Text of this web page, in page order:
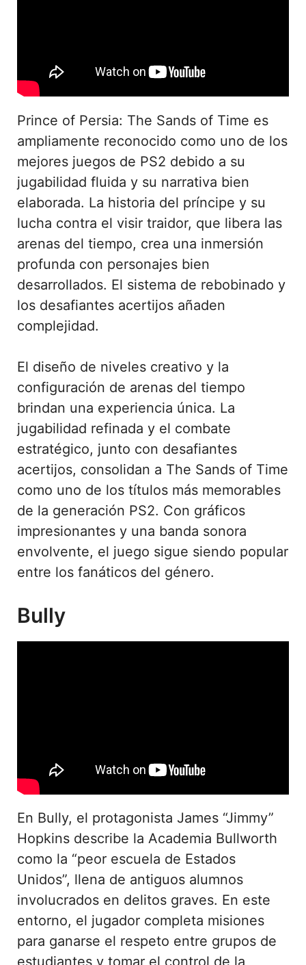
Prince of Persia: The Sands of Time es
ampliamente reconocido como uno de los
mejores juegos de PS2 debido a su
jugabilidad fluida y su narrativa bien
elaborada. La historia del príncipe y su
lucha contra el visir traidor, que libera las
arenas del tiempo, crea una inmersión
profunda con personajes bien
desarrollados. El sistema de rebobinado y
los desafiantes acertijos añaden
complejidad.
El diseño de niveles creativo y la
configuración de arenas del tiempo
brindan una experiencia única. La
jugabilidad refinada y el combate
estratégico, junto con desafiantes
acertijos, consolidan a The Sands of Time
como uno de los títulos más memorables
de la generación PS2. Con gráficos
impresionantes y una banda sonora
envolvente, el juego sigue siendo popular
entre los fanáticos del género.
Bully
En Bully, el protagonista James “Jimmy”
Hopkins describe la Academia Bullworth
como la “peor escuela de Estados
Unidos”, llena de antiguos alumnos
involucrados en delitos graves. En este
entorno, el jugador completa misiones
para ganarse el respeto entre grupos de